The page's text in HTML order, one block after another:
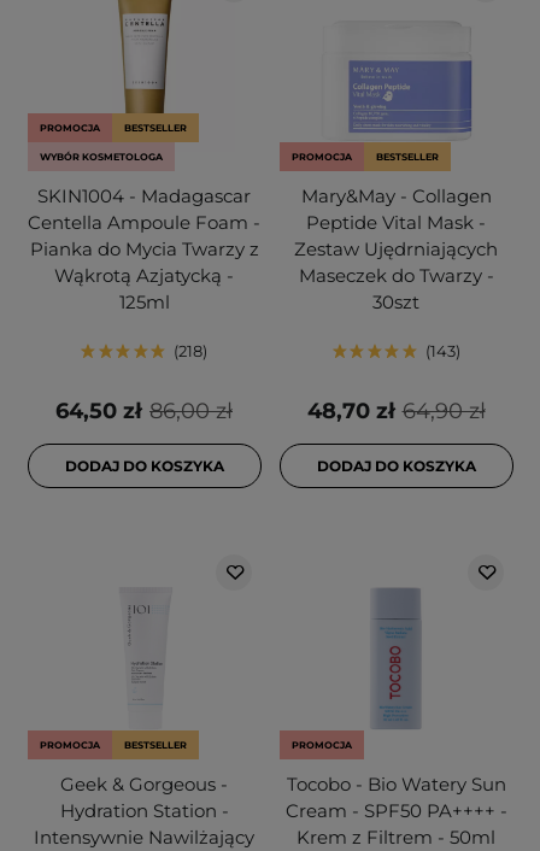
PROMOCJA BESTSELLER
WYBÓR KOSMETOLOGA
SKIN1004 - Madagascar
Centella Ampoule Foam -
Pianka do Mycia Twarzy z
Wąkrotą Azjatycką -
125ml
218
86,00 zł
64,50 zł
DODAJ DO KOSZYKA
PROMOCJA BESTSELLER
Mary&May - Collagen
Peptide Vital Mask -
Zestaw Ujędrniających
Maseczek do Twarzy -
30szt
143
64,90 zł
48,70 zł
DODAJ DO KOSZYKA
PROMOCJA BESTSELLER
Geek & Gorgeous -
Hydration Station -
Intensywnie Nawilżający
PROMOCJA
Tocobo - Bio Watery Sun
Cream - SPF50 PA++++ -
Krem z Filtrem - 50ml